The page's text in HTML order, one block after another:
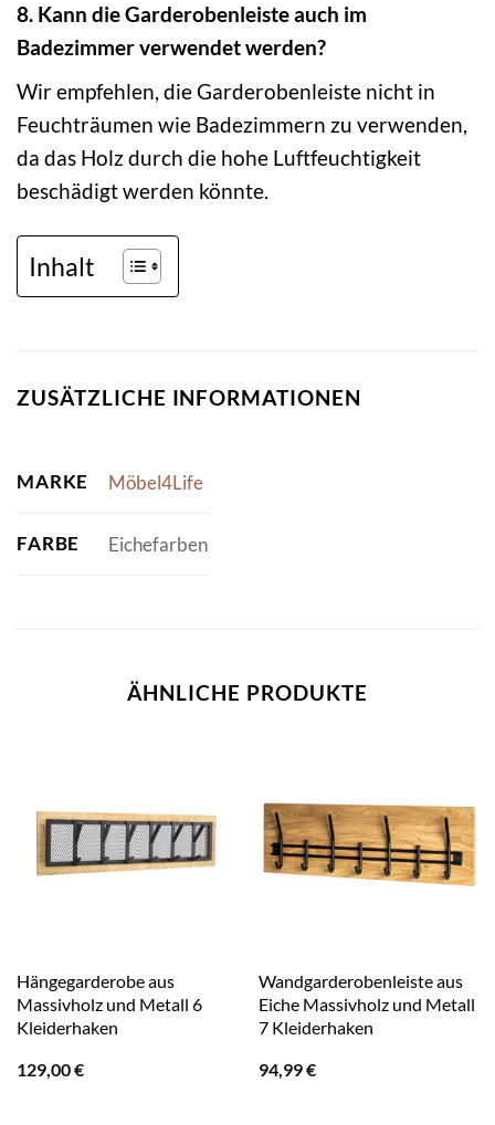
8. Kann die Garderobenleiste auch im
Badezimmer verwendet werden?
Wir empfehlen, die Garderobenleiste nicht in
Feuchträumen wie Badezimmern zu verwenden,
da das Holz durch die hohe Luftfeuchtigkeit
beschädigt werden könnte.
Inhalt
ZUSÄTZLICHE INFORMATIONEN
MARKE Möbel4Life
FARBE Eichefarben
ÄHNLICHE PRODUKTE
Hängegarderobe aus
Massivholz und Metall 6
Kleiderhaken
129,00€
Wandgarderobenleiste aus
Eiche Massivholz und Metall
7 Kleiderhaken
94,99€